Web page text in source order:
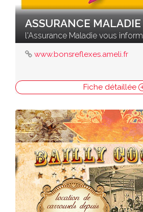
ASSURANCE
l'Assurance Maladie vous
www.bonsreflexes.ameli.fr
Fiche détaillée